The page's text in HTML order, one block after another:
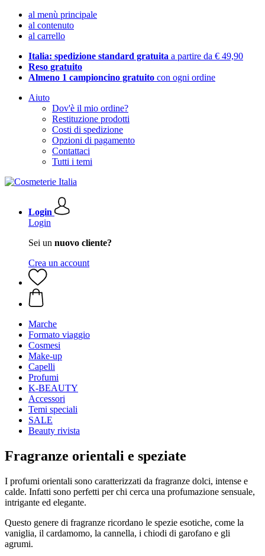
al menù principale
al contenuto
al carrello
Italia: spedizione standard gratuita a partire da € 49,90
Reso gratuito
Almeno 1 campioncino gratuito con ogni ordine
Aiuto
Dov'è il mio ordine?
Restituzione prodotti
Costi di spedizione
Opzioni di pagamento
Contattaci
Tutti i temi
Login
Login
Sei un nuovo cliente?
Crea un account
Marche
Formato viaggio
Cosmesi
Make-up
Capelli
Profumi
K-BEAUTY
Accessori
Temi speciali
SALE
Beauty rivista
Fragranze orientali e speziate
I profumi orientali sono caratterizzati da fragranze dolci, intense e
calde. Infatti sono perfetti per chi cerca una profumazione sensuale,
intrigante ed elegante.
Questo genere di fragranze ricordano le spezie esotiche, come la
vaniglia, il cardamomo, la cannella, i chiodi di garofano e gli
agrumi.